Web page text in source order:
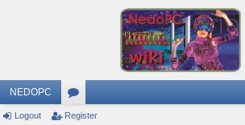
NEDOPC
or
Logout Register